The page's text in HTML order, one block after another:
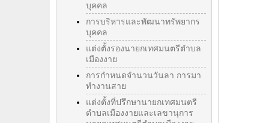
บุคคล
การบริหารและพัฒนาทรัพยากร
บุคคล
แต่งตั้งรองนายกเทศมนตรีตำบล
เมืองงาย
การกำหนดจำนวนวันลา การมา
ทำงานสาย
แต่งตั้งที่ปรึกษานายกเทศมนตรี
ตำบลเมืองงายและเลขานุการ